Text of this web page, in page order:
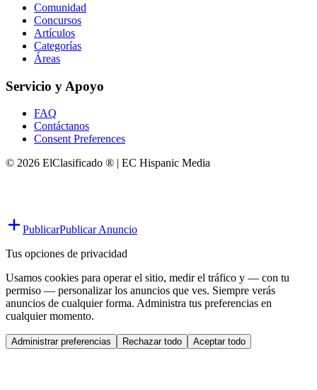
Comunidad
Concursos
Artículos
Categorías
Áreas
Servicio y Apoyo
FAQ
Contáctanos
Consent Preferences
© 2026 ElClasificado ® | EC Hispanic Media
PublicarPublicar Anuncio
Tus opciones de privacidad
Usamos cookies para operar el sitio, medir el tráfico y — con tu
permiso — personalizar los anuncios que ves. Siempre verás
anuncios de cualquier forma. Administra tus preferencias en
cualquier momento.
Administrar preferencias Rechazar todo Aceptar todo